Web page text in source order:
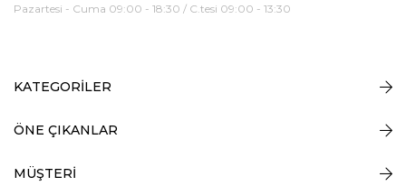
Pazartesi - Cuma 09:00 - 18:30 / C.tesi 09:00 - 13:30
KATEGORİLER
ÖNE ÇIKANLAR
MÜŞTERİ